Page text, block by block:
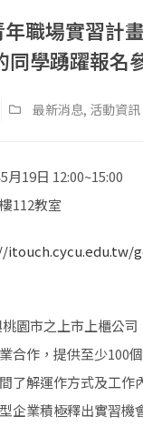
年職場實習計
學踴躍報名
最新消息, 活動資訊
19日 12:00~15:00
112教室
itouch.cycu.edu.tw/
園市之上市上櫃公司
合作，提供至少100
了解運作方式及工作
企業積極釋出實習機